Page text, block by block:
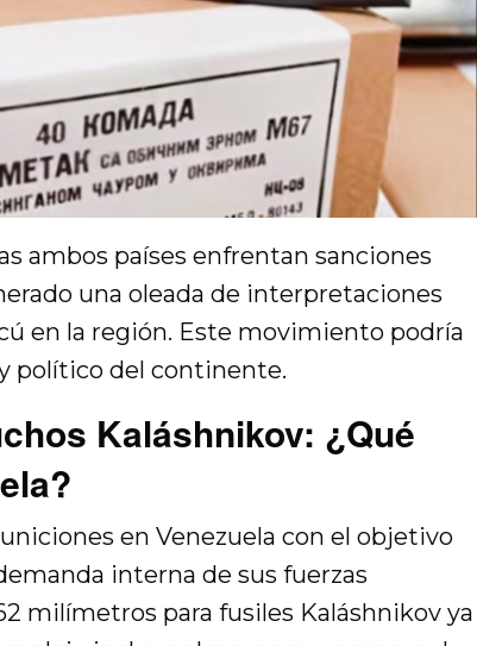
ambos países enfrentan sanciones
una oleada de interpretaciones
en la región. Este movimiento podría
político del continente.
Kaláshnikov: ¿Qué
en Venezuela con el objetivo
interna de sus fuerzas
milímetros para fusiles Kaláshnikov ya